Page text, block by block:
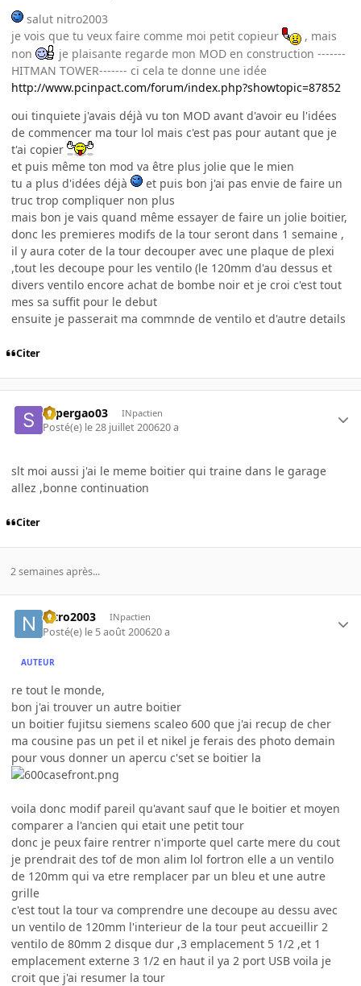
salut nitro2003
je vois que tu veux faire comme moi petit copieur
, mais
non
je plaisante regarde mon MOD en construction -------
HITMAN TOWER------- ci cela te donne une idée
http://www.pcinpact.com/forum/index.php?showtopic=87852
oui tinquiete j'avais déjà vu ton MOD avant d'avoir eu l'idées
de commencer ma tour lol mais c'est pas pour autant que je
t'ai copier
et puis même ton mod va être plus jolie que le mien
tu a plus d'idées déjà
et puis bon j'ai pas envie de faire un
truc trop compliquer non plus
mais bon je vais quand même essayer de faire un jolie boitier,
donc les premieres modifs de la tour seront dans 1 semaine ,
il y aura coter de la tour decouper avec une plaque de plexi
,tout les decoupe pour les ventilo (le 120mm d'au dessus et
divers ventilo encore achat de bombe noir et je croi c'est tout
mes sa suffit pour le debut
ensuite je passerait ma commnde de ventilo et d'autre details
Citer
supergao03 INpactien
Posté(e) le 28 juillet 200620 a
slt moi aussi j'ai le meme boitier qui traine dans le garage
allez ,bonne continuation
Citer
2 semaines après...
nitro2003 INpactien
Posté(e) le 5 août 200620 a
AUTEUR
re tout le monde,
bon j'ai trouver un autre boitier
un boitier fujitsu siemens scaleo 600 que j'ai recup de cher
ma cousine pas un pet il et nikel je ferais des photo demain
pour vous donner un apercu c'set se boitier la
voila donc modif pareil qu'avant sauf que le boitier et moyen
comparer a l'ancien qui etait une petit tour
donc je peux faire rentrer n'importe quel carte mere du cout
je prendrait des tof de mon alim lol fortron elle a un ventilo
de 120mm qui va etre remplacer par un bleu et une autre
grille
c'est tout la tour va comprendre une decoupe au dessu avec
un ventilo de 120mm l'interieur de la tour peut accueillir 2
ventilo de 80mm 2 disque dur ,3 emplacement 5 1/2 ,et 1
emplacement externe 3 1/2 en haut il ya 2 port USB voila je
croit que j'ai resumer la tour